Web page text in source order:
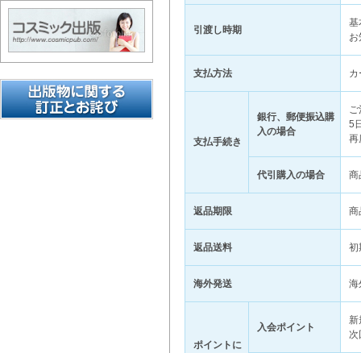
引渡し時期
基
支払方法
支払手続き
銀行、郵便振込購
入の場合
5
再
代引購入の場合 商
返品期限 商
返品送料 初
海外発送 海
ポイントに
入会ポイント